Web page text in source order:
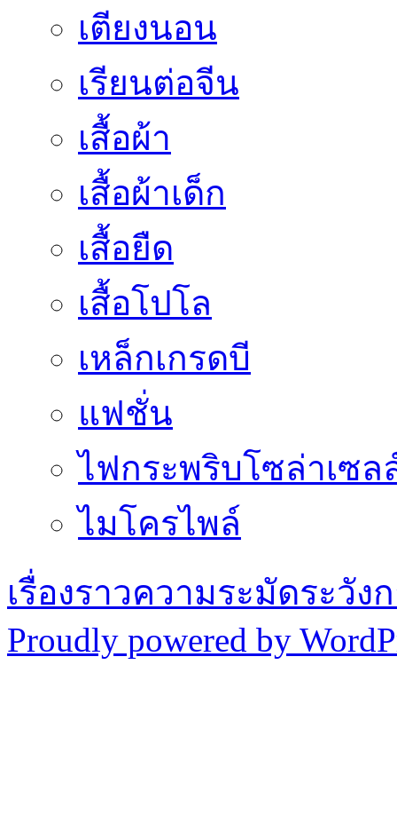
เตียงนอน
เรียนต่อจีน
เสื้อผ้า
เสื้อผ้าเด็ก
เสื้อยืด
เสื้อโปโล
เหล็กเกรดบี
แฟชั่น
ไฟกระพริบโซล่าเซล
ไมโครไพล์
เรื่องราวความระมัดระวัง
Proudly powered by